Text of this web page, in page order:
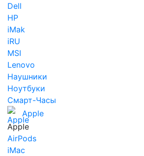
Dell
HP
iMak
iRU
MSI
Lenovo
Наушники
Ноутбуки
Смарт-Часы
Apple
Apple
AirPods
iMac